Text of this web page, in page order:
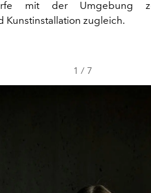
mit der Umgebung
Kunstinstallation zugleich.
1 / 7